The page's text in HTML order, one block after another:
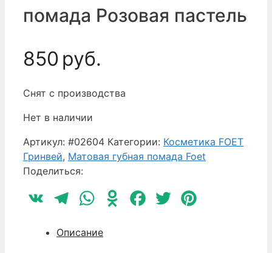
помада Розовая пастель
850 руб.
Снят с производства
Нет в наличии
Артикул: #02604 Категории: Косметика FOET
Гринвей, Матовая губная помада Foet
Поделиться:
VK TelegramWhatsAppOdnoklassniki
Facebook
Twitter
Описание